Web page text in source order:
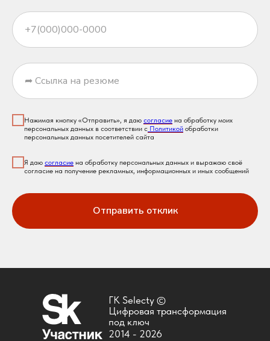
Нажимая кнопку «Отправить», я даю согласие на обработку моих
персональных данных в соответствии с Политикой обработки
персональных данных посетителей сайта
Я даю согласие на обработку персональных данных и выражаю своё
согласие на получение рекламных, информационных и иных сообщений
Отправить отклик
ГК Selecty ©
Цифровая трансформация
под ключ
2014 - 2026